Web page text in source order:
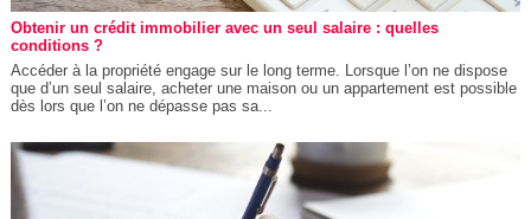
Obtenir un crédit immobilier avec un seul salaire : quelles
conditions ?
Accéder à la propriété engage sur le long terme. Lorsque l’on ne dispose
que d’un seul salaire, acheter une maison ou un appartement est possible
dès lors que l’on ne dépasse pas sa...